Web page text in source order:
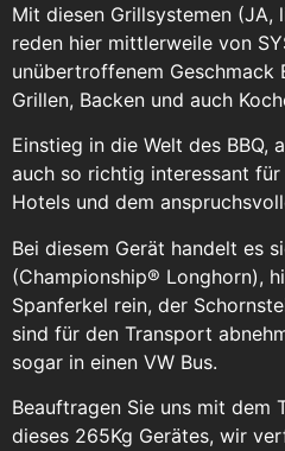
Mit diesen Grillsystemen (JA,
reden hier mittlerweile von
unübertroffenem Geschmack
Grillen, Backen und auch
Einstieg in die Welt des BBQ,
auch so richtig interessant
Hotels und dem
Bei diesem Gerät handelt es
(Championship® Longhorn),
Spanferkel rein, der
sind für den Transport
sogar in einen VW Bus.
Beauftragen Sie uns mit dem
dieses 265Kg Gerätes, wir